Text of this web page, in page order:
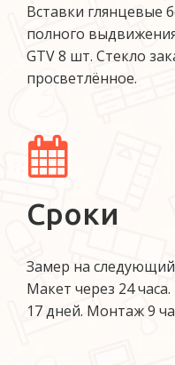
Вставки глянцевые
полного
GTV 8 шт. Стекло
просветлённое.
Сроки
Замер на
Макет через 24
17 дней. Монтаж 9